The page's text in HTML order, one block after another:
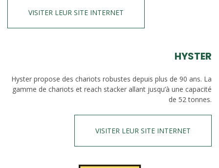
VISITER LEUR SITE INTERNET
HYSTER
Hyster propose des chariots robustes depuis plus de 90 ans. La
gamme de chariots et reach stacker allant jusqu’à une capacité
de 52 tonnes.
VISITER LEUR SITE INTERNET